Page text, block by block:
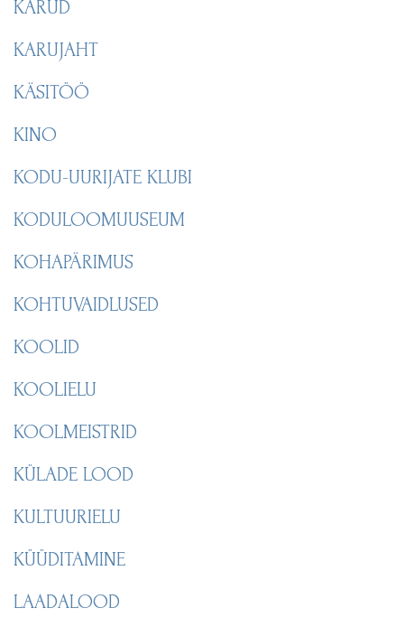
KARUD
KARUJAHT
KÄSITÖÖ
KINO
KODU-UURIJATE KLUBI
KODULOOMUUSEUM
KOHAPÄRIMUS
KOHTUVAIDLUSED
KOOLID
KOOLIELU
KOOLMEISTRID
KÜLADE LOOD
KULTUURIELU
KÜÜDITAMINE
LAADALOOD